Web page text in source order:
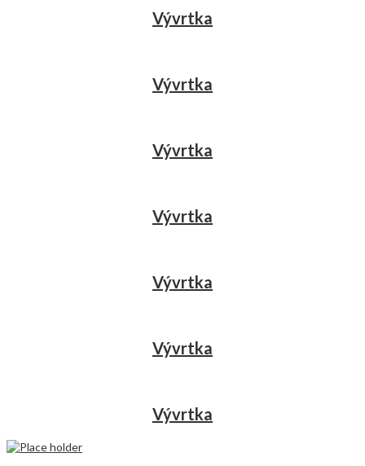
Vývrtka
Vývrtka
Vývrtka
Vývrtka
Vývrtka
Vývrtka
Vývrtka